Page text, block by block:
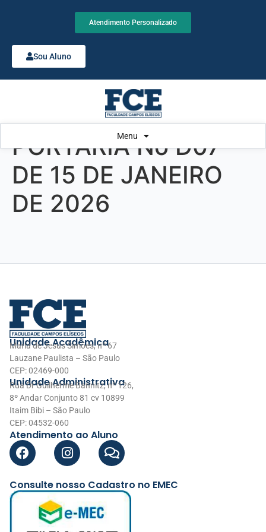
Atendimento Personalizado
Sou Aluno
Menu
PORTARIA No D07
DE 15 DE JANEIRO
DE 2026
Unidade Acadêmica
Maria de Jesus Simões, nº 67
Lauzane Paulista – São Paulo
CEP: 02469-000
Unidade Administrativa
Rua Dr Guilherme Bannitz, nº 126,
8º Andar Conjunto 81 cv 10899
Itaim Bibi – São Paulo
CEP: 04532-060
Atendimento ao Aluno
Consulte nosso Cadastro no EMEC